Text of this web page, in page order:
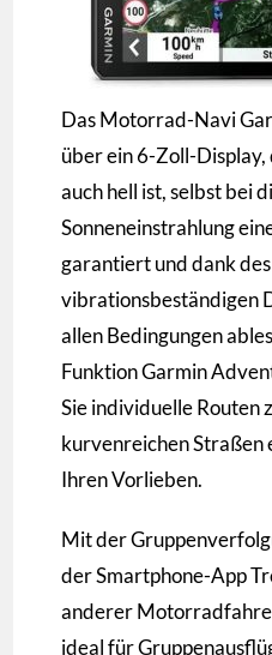
Das Motorrad-Navi
über ein 6-Zoll-Display,
auch hell ist, selbst bei
Sonneneinstrahlung
garantiert und dank
vibrationsbeständigen
allen Bedingungen
Funktion Garmin
Sie individuelle Routen
kurvenreichen Straßen
Ihren Vorlieben.
Mit der
der Smartphone-App
anderer
ideal für